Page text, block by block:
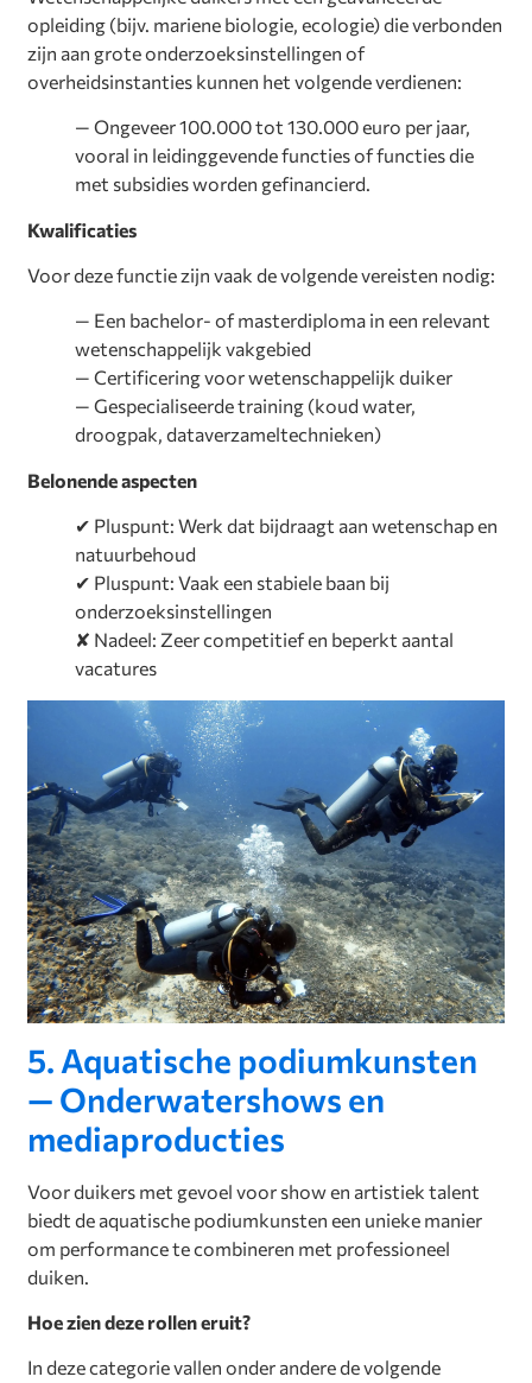
opleiding (bijv. mariene biologie, ecologie) die verbonden
zijn aan grote onderzoeksinstellingen of
overheidsinstanties kunnen het volgende verdienen:
— Ongeveer 100.000 tot 130.000 euro per jaar,
vooral in leidinggevende functies of functies die
met subsidies worden gefinancierd.
Kwalificaties
Voor deze functie zijn vaak de volgende vereisten nodig:
— Een bachelor- of masterdiploma in een relevant
wetenschappelijk vakgebied
— Certificering voor wetenschappelijk duiker
— Gespecialiseerde training (koud water,
droogpak, dataverzameltechnieken)
Belonende aspecten
✔ Pluspunt: Werk dat bijdraagt aan wetenschap en
natuurbehoud
✔ Pluspunt: Vaak een stabiele baan bij
onderzoeksinstellingen
✘ Nadeel: Zeer competitief en beperkt aantal
vacatures
5. Aquatische podiumkunsten
— Onderwatershows en
mediaproducties
Voor duikers met gevoel voor show en artistiek talent
biedt de aquatische podiumkunsten een unieke manier
om performance te combineren met professioneel
duiken.
Hoe zien deze rollen eruit?
In deze categorie vallen onder andere de volgende